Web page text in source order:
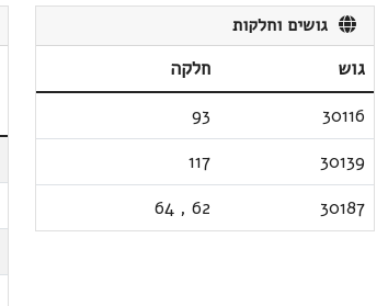
גושים וחלקות
גוש
חלקה
30116
93
30139
117
30187
62
,
64